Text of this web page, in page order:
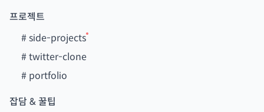
프로젝트
#side-projects
#twitter-clone
# portfolio
잡담 & 꿀팁